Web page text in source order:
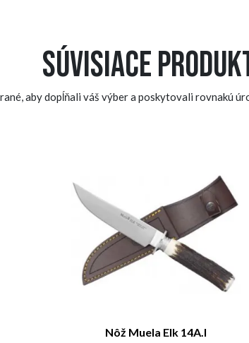
Súvisiace
aby dopĺňali váš výber a poskytovali rovnakú
Nôž Muela Elk 14A.I